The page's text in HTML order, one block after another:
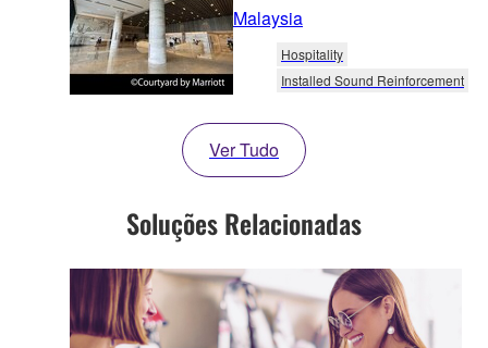
Malaysia
Hospitality
Installed Sound Reinforcement
Ver Tudo
Soluções Relacionadas